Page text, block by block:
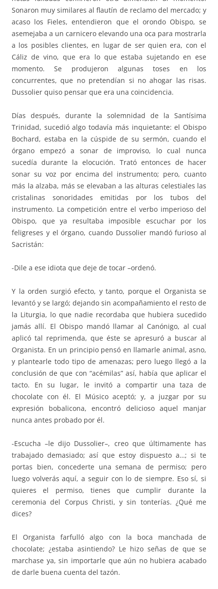
Sonaron muy similares al flautín de reclamo del mercado; y
acaso los Fieles, entendieron que el orondo Obispo, se
asemejaba a un carnicero elevando una oca para mostrarla
a los posibles clientes, en lugar de ser quien era, con el
Cáliz de vino, que era lo que estaba sujetando en ese
momento. Se produjeron algunas toses en los
concurrentes, que no pretendían si no ahogar las risas.
Dussolier quiso pensar que era una coincidencia.
Días después, durante la solemnidad de la Santísima
Trinidad, sucedió algo todavía más inquietante: el Obispo
Bochard, estaba en la cúspide de su sermón, cuando el
órgano empezó a sonar de improviso, lo cual nunca
sucedía durante la elocución. Trató entonces de hacer
sonar su voz por encima del instrumento; pero, cuanto
más la alzaba, más se elevaban a las alturas celestiales las
cristalinas sonoridades emitidas por los tubos del
instrumento. La competición entre el verbo imperioso del
Obispo, que ya resultaba imposible escuchar por los
feligreses y el órgano, cuando Dussolier mandó furioso al
Sacristán:
-Dile a ese idiota que deje de tocar –ordenó.
Y la orden surgió efecto, y tanto, porque el Organista se
levantó y se largó; dejando sin acompañamiento el resto de
la Liturgia, lo que nadie recordaba que hubiera sucedido
jamás allí. El Obispo mandó llamar al Canónigo, al cual
aplicó tal reprimenda, que éste se apresuró a buscar al
Organista. En un principio pensó en llamarle animal, asno,
y plantearle todo tipo de amenazas; pero luego llegó a la
conclusión de que con “acémilas” así, había que aplicar el
tacto. En su lugar, le invitó a compartir una taza de
chocolate con él. El Músico aceptó; y, a juzgar por su
expresión bobalicona, encontró delicioso aquel manjar
nunca antes probado por él.
-Escucha –le dijo Dussolier–, creo que últimamente has
trabajado demasiado; así que estoy dispuesto a…; si te
portas bien, concederte una semana de permiso; pero
luego volverás aquí, a seguir con lo de siempre. Eso sí, si
quieres el permiso, tienes que cumplir durante la
ceremonia del Corpus Christi, y sin tonterías. ¿Qué me
dices?
El Organista farfulló algo con la boca manchada de
chocolate; ¿estaba asintiendo? Le hizo señas de que se
marchase ya, sin importarle que aún no hubiera acabado
de darle buena cuenta del tazón.